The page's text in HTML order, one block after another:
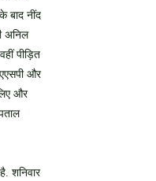
बाद नींद
अनिल
पीड़ित
और
और
शनिवार